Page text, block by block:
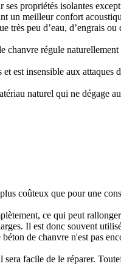
propriétés isolantes
un meilleur confort
très peu d’eau, d’engrais
chanvre régule
est insensible aux
naturel qui ne
coûteux que pour une
ce qui peut
Il est donc souvent
de chanvre n'est pas
facile de le réparer.